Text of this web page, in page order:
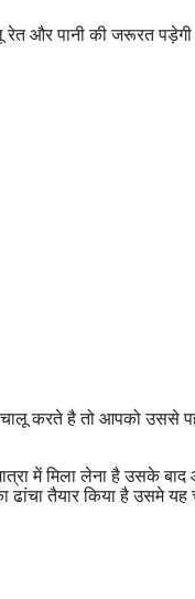
और पानी की जरूरत
चालू करते है तो आपको उससे
में मिला लेना है उसके
तैयार किया है उसमे